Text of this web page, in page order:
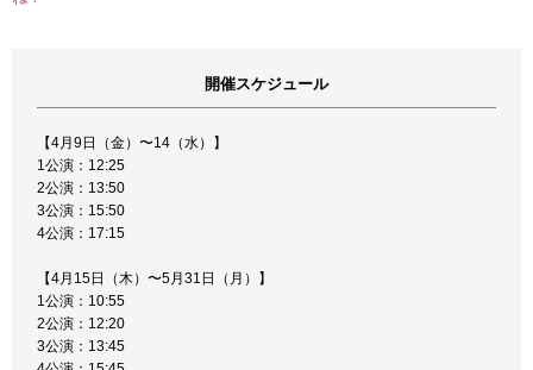
開催スケジュール
【4月9日（金）〜14（水）】
1公演：12:25
2公演：13:50
3公演：15:50
4公演：17:15
【4月15日（木）〜5月31日（月）】
1公演：10:55
2公演：12:20
3公演：13:45